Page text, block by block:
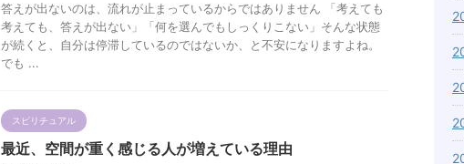
答えが出ないのは、流れが止まっているからではありません 「考えても
考えても、答えが出ない」「何を選んでもしっくりこない」そんな状態
が続くと、自分は停滞しているのではないか、と不安になりますよね。
でも ...
スピリチュアル
最近、空間が重く感じる人が増えている理由